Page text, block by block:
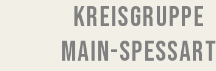
KREISGRUPPE
MAIN-SPESSART